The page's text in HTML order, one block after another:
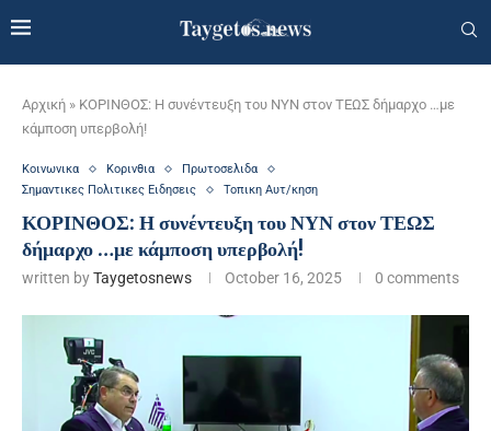
Αρχική » ΚΟΡΙΝΘΟΣ: Η συνέντευξη του ΝΥΝ στον ΤΕΩΣ δήμαρχο …με
κάμποση υπερβολή!
Κοινωνικα Κορινθια
Πρωτοσελιδα
Σημαντικες Πολιτικες Ειδησεις
Τοπικη Αυτ/κηση
ΚΟΡΙΝΘΟΣ: Η συνέντευξη του ΝΥΝ στον ΤΕΩΣ
δήμαρχο …με κάμποση υπερβολή!
written byTaygetosnews October 16, 2025 0 comments